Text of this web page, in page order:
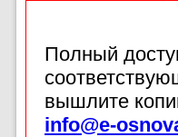
Полный
вышлите
info@e-